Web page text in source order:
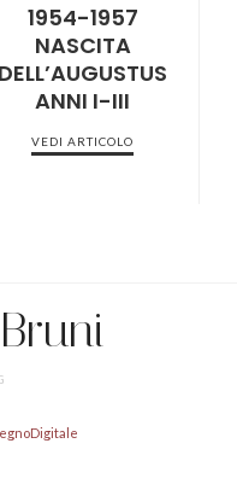
1954-1957
NASCITA
DELL’AUGUSTUS
ANNI I-III
VEDI ARTICOLO